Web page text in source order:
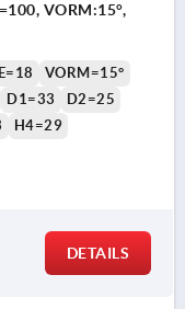
VORM:15°,
VORM=15°
D1=33
D2=25
H4=29
DETAILS